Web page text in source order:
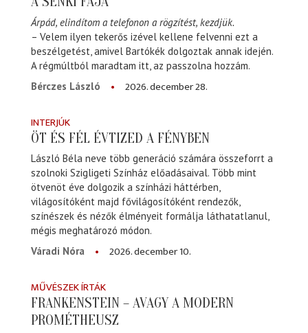
Árpád, elindítom a telefonon a rögzítést, kezdjük.
– Velem ilyen tekerős izével kellene felvenni ezt a
beszélgetést, amivel Bartókék dolgoztak annak idején.
A régmúltból maradtam itt, az passzolna hozzám.
Bérczes László
2026. december 28.
INTERJÚK
ÖT ÉS FÉL ÉVTIZED A FÉNYBEN
László Béla neve több generáció számára összeforrt a
szolnoki Szigligeti Színház előadásaival. Több mint
ötvenöt éve dolgozik a színházi háttérben,
világosítóként majd fővilágosítóként rendezők,
színészek és nézők élményeit formálja láthatatlanul,
mégis meghatározó módon.
Váradi Nóra
2026. december 10.
MŰVÉSZEK ÍRTÁK
FRANKENSTEIN – AVAGY A MODERN
PROMÉTHEUSZ